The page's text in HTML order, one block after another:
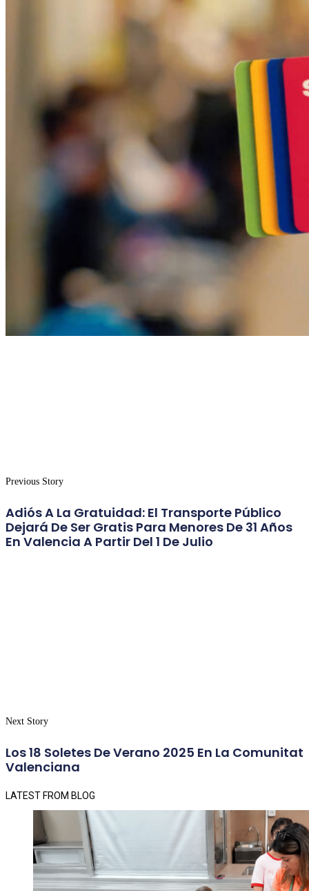
Previous Story
Adiós A La Gratuidad: El Transporte Público
Dejará De Ser Gratis Para Menores De 31 Años
En Valencia A Partir Del 1 De Julio
Next Story
Los 18 Soletes De Verano 2025 En La Comunitat
Valenciana
LATEST FROM BLOG